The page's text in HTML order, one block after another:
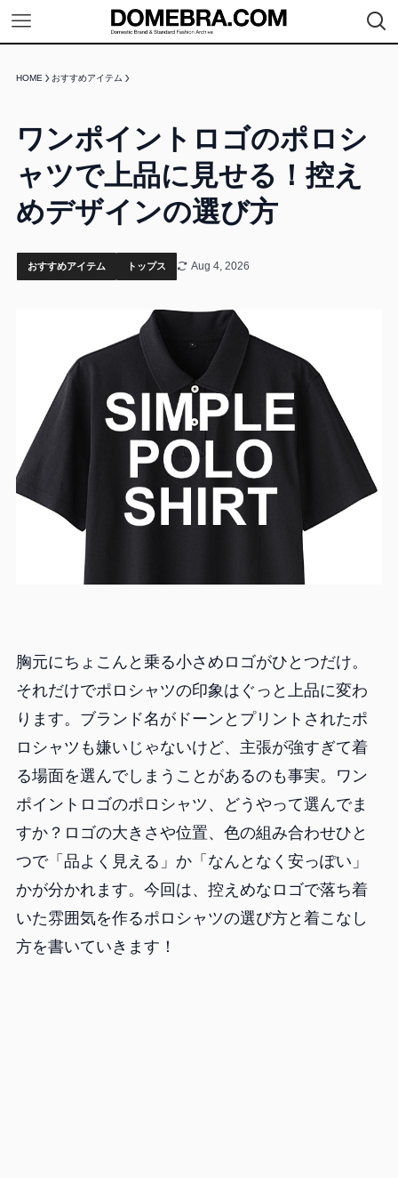
HOME おすすめアイテム
ワンポイントロゴのポロシ
ャツで上品に見せる！控え
めデザインの選び方
おすすめアイテム トップス Aug 4, 2026
胸元にちょこんと乗る小さめロゴがひとつだけ。
それだけでポロシャツの印象はぐっと上品に変わ
ります。ブランド名がドーンとプリントされたポ
ロシャツも嫌いじゃないけど、主張が強すぎて着
る場面を選んでしまうことがあるのも事実。ワン
ポイントロゴのポロシャツ、どうやって選んでま
すか？ロゴの大きさや位置、色の組み合わせひと
つで「品よく見える」か「なんとなく安っぽい」
かが分かれます。今回は、控えめなロゴで落ち着
いた雰囲気を作るポロシャツの選び方と着こなし
方を書いていきます！